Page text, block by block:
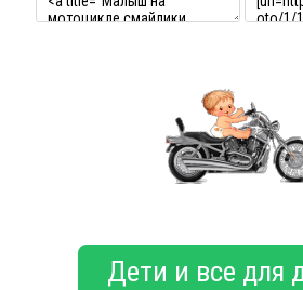
Дети и все для